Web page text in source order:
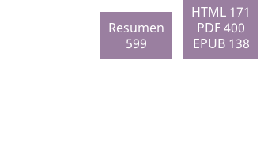
Resumen
599
HTML 171
PDF 400
EPUB 138